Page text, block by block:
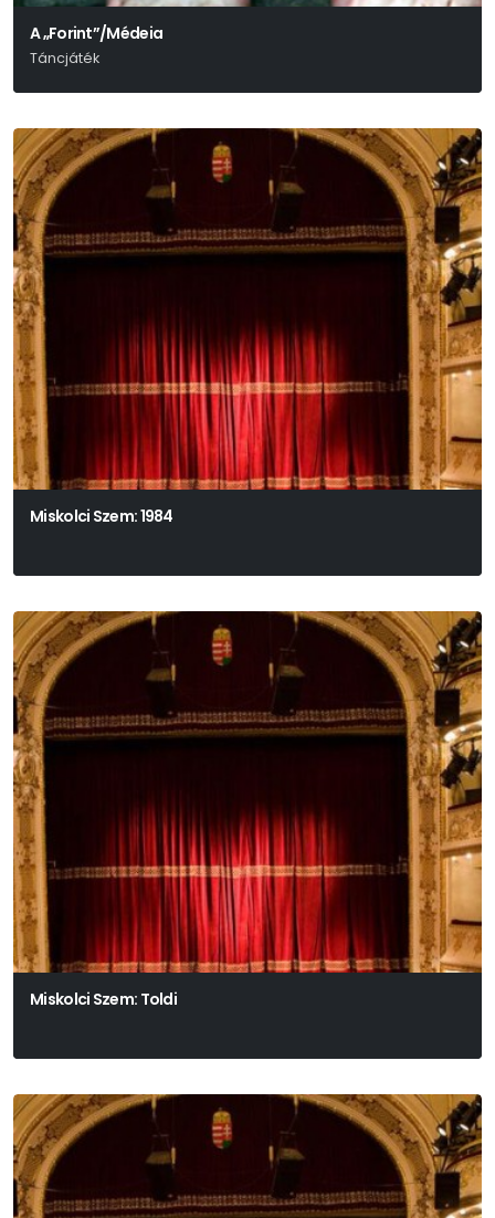
A „Forint”/Médeia
Táncjáték
Miskolci Szem: 1984
Miskolci Szem: Toldi